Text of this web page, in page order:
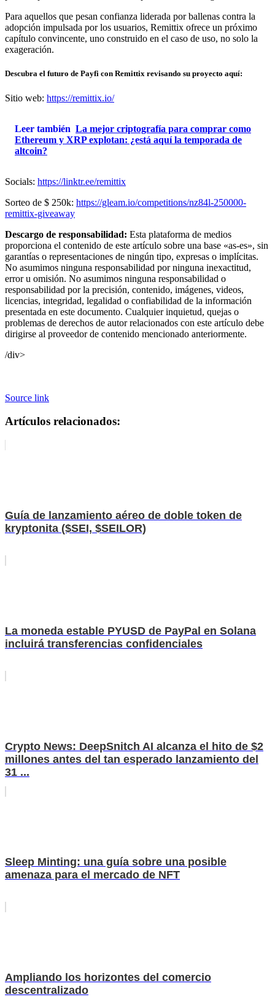
Para aquellos que pesan confianza liderada por ballenas contra la
adopción impulsada por los usuarios, Remittix ofrece un próximo
capítulo convincente, uno construido en el caso de uso, no solo la
exageración.
Descubra el futuro de Payfi con Remittix revisando su proyecto aquí:
Sitio web: https://remittix.io/
Leer también La mejor criptografía para comprar como
Ethereum y XRP explotan: ¿está aquí la temporada de
altcoin?
Socials: https://linktr.ee/remittix
Sorteo de $ 250k: https://gleam.io/competitions/nz84l-250000-
remittix-giveaway
Descargo de responsabilidad: Esta plataforma de medios
proporciona el contenido de este artículo sobre una base «as-es», sin
garantías o representaciones de ningún tipo, expresas o implícitas.
No asumimos ninguna responsabilidad por ninguna inexactitud,
error u omisión. No asumimos ninguna responsabilidad o
responsabilidad por la precisión, contenido, imágenes, videos,
licencias, integridad, legalidad o confiabilidad de la información
presentada en este documento. Cualquier inquietud, quejas o
problemas de derechos de autor relacionados con este artículo debe
dirigirse al proveedor de contenido mencionado anteriormente.
/div>
Source link
Artículos relacionados:
Guía de lanzamiento aéreo de doble token de
kryptonita ($SEI, $SEILOR)
La moneda estable PYUSD de PayPal en Solana
incluirá transferencias confidenciales
Crypto News: DeepSnitch AI alcanza el hito de $2
millones antes del tan esperado lanzamiento del
31 ...
Sleep Minting: una guía sobre una posible
amenaza para el mercado de NFT
Ampliando los horizontes del comercio
descentralizado